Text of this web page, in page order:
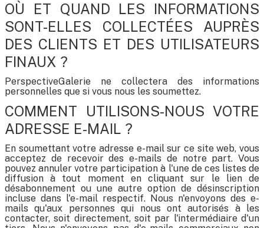
OÙ ET QUAND LES INFORMATIONS
SONT-ELLES COLLECTÉES AUPRÈS
DES CLIENTS ET DES UTILISATEURS
FINAUX ?
PerspectiveGalerie ne collectera des informations
personnelles que si vous nous les soumettez.
COMMENT UTILISONS-NOUS VOTRE
ADRESSE E-MAIL ?
En soumettant votre adresse e-mail sur ce site web, vous
acceptez de recevoir des e-mails de notre part. Vous
pouvez annuler votre participation à l'une de ces listes de
diffusion à tout moment en cliquant sur le lien de
désabonnement ou une autre option de désinscription
incluse dans l'e-mail respectif. Nous n'envoyons des e-
mails qu'aux personnes qui nous ont autorisés à les
contacter, soit directement, soit par l'intermédiaire d'un